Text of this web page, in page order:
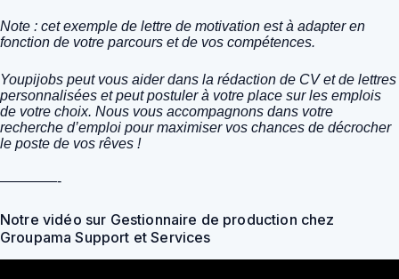
Note : cet exemple de lettre de motivation est à adapter en
fonction de votre parcours et de vos compétences.
Youpijobs peut vous aider dans la rédaction de CV et de lettres
personnalisées et peut postuler à votre place sur les emplois
de votre choix. Nous vous accompagnons dans votre
recherche d’emploi pour maximiser vos chances de décrocher
le poste de vos rêves !
————-
Notre vidéo sur Gestionnaire de production chez
Groupama Support et Services